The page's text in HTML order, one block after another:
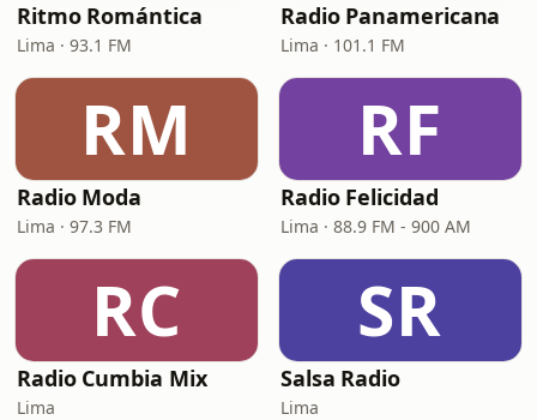
Ritmo Romántica
Lima · 93.1 FM
Radio Panamericana
Lima · 101.1 FM
RM
Radio Moda
Lima · 97.3 FM
RF
Radio Felicidad
Lima · 88.9 FM - 900 AM
RC
Radio Cumbia Mix
Lima
SR
Salsa Radio
Lima